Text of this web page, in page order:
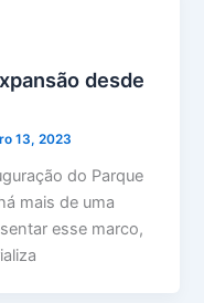
desde
13, 2023
do Parque
mais de uma
esse marco,